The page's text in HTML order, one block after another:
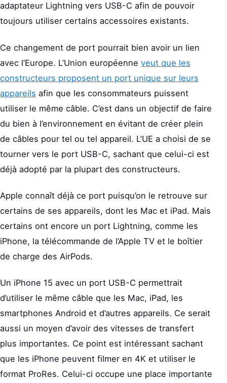
adaptateur Lightning vers USB-C afin de pouvoir
toujours utiliser certains accessoires existants.
Ce changement de port pourrait bien avoir un lien
avec l’Europe. L’Union européenne veut que les
constructeurs proposent un port unique sur leurs
appareils afin que les consommateurs puissent
utiliser le même câble. C’est dans un objectif de faire
du bien à l’environnement en évitant de créer plein
de câbles pour tel ou tel appareil. L’UE a choisi de se
tourner vers le port USB-C, sachant que celui-ci est
déjà adopté par la plupart des constructeurs.
Apple connaît déjà ce port puisqu’on le retrouve sur
certains de ses appareils, dont les Mac et iPad. Mais
certains ont encore un port Lightning, comme les
iPhone, la télécommande de l’Apple TV et le boîtier
de charge des AirPods.
Un iPhone 15 avec un port USB-C permettrait
d’utiliser le même câble que les Mac, iPad, les
smartphones Android et d’autres appareils. Ce serait
aussi un moyen d’avoir des vitesses de transfert
plus importantes. Ce point est intéressant sachant
que les iPhone peuvent filmer en 4K et utiliser le
format ProRes. Celui-ci occupe une place importante